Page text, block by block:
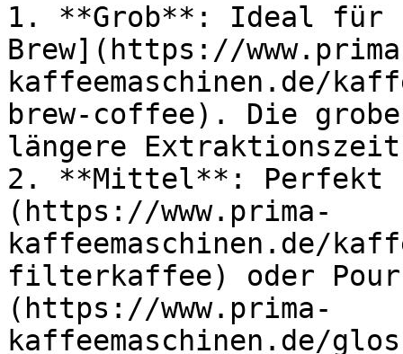
1. **Grob**: Ideal für
Brew](https://
kaffeemaschinen.de/
brew-coffee). Die
längere
2. **Mittel**:
(https://www.prima-
kaffeemaschinen.de/
filterkaffee) oder
(https://www.prima-
kaffeemaschinen.de/